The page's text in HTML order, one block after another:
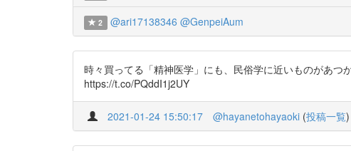
2 @ari17138346 @GenpeiAum
時々買ってる「精神医学」にも、民俗学に近いものがあつ
https://t.co/PQddI1j2UY
2021-01-24 15:50:17 @hayanetohayaoki (投稿一覧)